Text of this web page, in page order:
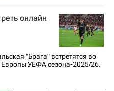
Спорт
онлайн
"Брага" встретятся во
УЕФА сезона-2025/26.